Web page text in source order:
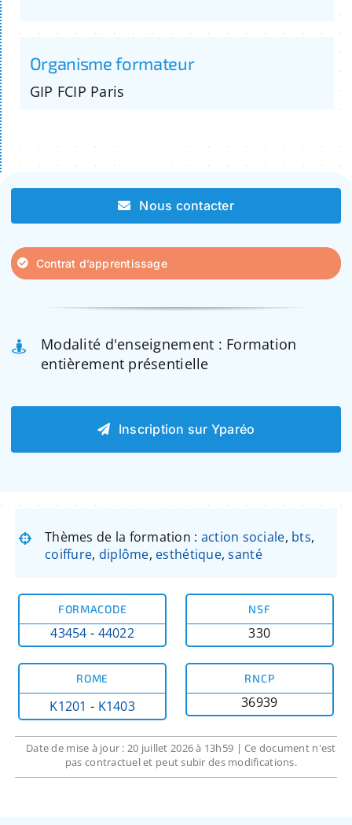
Organisme formateur
GIP FCIP Paris
Nous contacter
Contrat d’apprentissage
Modalité d'enseignement : Formation
entièrement présentielle
Inscription sur Yparéo
Thèmes de la formation : action sociale, bts,
coiffure, diplôme, esthétique,santé
FORMACODE
43454 - 44022
NSF
330
RNCP
36939
ROME
K1201 - K1403
Date de mise à jour : 20 juillet 2026 à 13h59 | Ce document n'est
pas contractuel et peut subir des modifications.